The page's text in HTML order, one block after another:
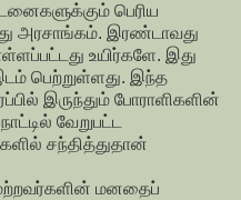
பெரிய
அரசாங்கம். இரண்டாவது
உயிர்களே. இது
பெற்றுள்ளது. இந்த
இருந்தும் போராளிகளின்
வேறுபட்ட
சந்தித்துதான்
மற்றவர்களின் மனதைப்